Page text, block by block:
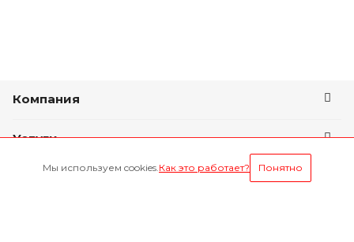
Компания
Услуги
Условия оплаты
Мы используем cookies.Как это работает? Понятно